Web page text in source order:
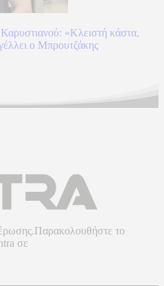
«Κλειστή κάστα,
ο Μπρουτζάκης
το
σε